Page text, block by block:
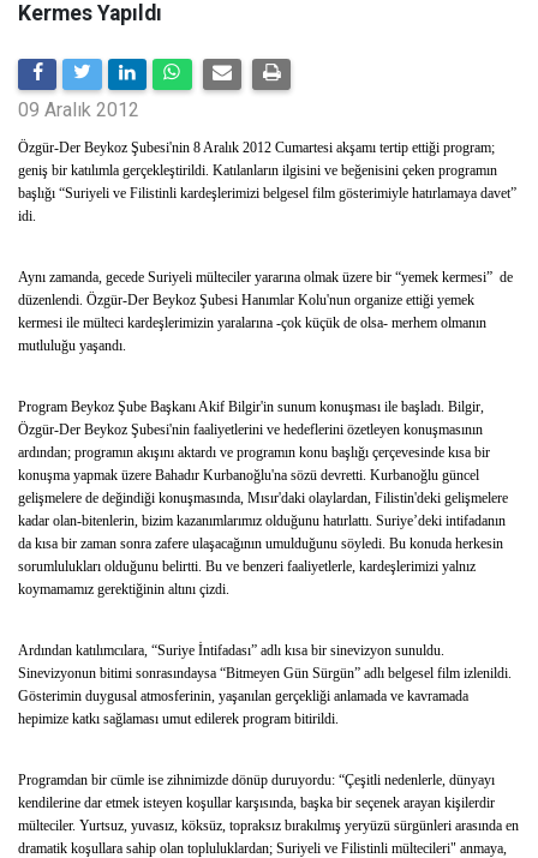
Kermes Yapıldı
09 Aralık 2012
Özgür-Der Beykoz Şubesi'nin 8 Aralık 2012 Cumartesi akşamı tertip ettiği program;
geniş bir katılımla gerçekleştirildi. Katılanların ilgisini ve beğenisini çeken programın
başlığı “Suriyeli ve Filistinli kardeşlerimizi belgesel film gösterimiyle hatırlamaya davet”
idi.
Aynı zamanda, gecede Suriyeli mülteciler yararına olmak üzere bir “yemek kermesi” de
düzenlendi. Özgür-Der Beykoz Şubesi Hanımlar Kolu'nun organize ettiği yemek
kermesi ile mülteci kardeşlerimizin yaralarına -çok küçük de olsa- merhem olmanın
mutluluğu yaşandı.
Program Beykoz Şube Başkanı Akif Bilgir'in sunum konuşması ile başladı. Bilgir,
Özgür-Der Beykoz Şubesi'nin faaliyetlerini ve hedeflerini özetleyen konuşmasının
ardından; programın akışını aktardı ve programın konu başlığı çerçevesinde kısa bir
konuşma yapmak üzere Bahadır Kurbanoğlu'na sözü devretti. Kurbanoğlu güncel
gelişmelere de değindiği konuşmasında, Mısır'daki olaylardan, Filistin'deki gelişmelere
kadar olan-bitenlerin, bizim kazanımlarımız olduğunu hatırlattı. Suriye’deki intifadanın
da kısa bir zaman sonra zafere ulaşacağının umulduğunu söyledi. Bu konuda herkesin
sorumlulukları olduğunu belirtti. Bu ve benzeri faaliyetlerle, kardeşlerimizi yalnız
koymamamız gerektiğinin altını çizdi.
Ardından katılımcılara, “Suriye İntifadası” adlı kısa bir sinevizyon sunuldu.
Sinevizyonun bitimi sonrasındaysa “Bitmeyen Gün Sürgün” adlı belgesel film izlenildi.
Gösterimin duygusal atmosferinin, yaşanılan gerçekliği anlamada ve kavramada
hepimize katkı sağlaması umut edilerek program bitirildi.
Programdan bir cümle ise zihnimizde dönüp duruyordu: “Çeşitli nedenlerle, dünyayı
kendilerine dar etmek isteyen koşullar karşısında, başka bir seçenek arayan kişilerdir
mülteciler. Yurtsuz, yuvasız, köksüz, topraksız bırakılmış yeryüzü sürgünleri arasında en
dramatik koşullara sahip olan topluluklardan; Suriyeli ve Filistinli mültecileri" anmaya,